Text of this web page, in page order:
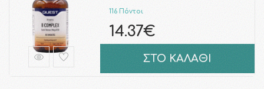
116 Πόντοι
14.37€
ΣΤΟ ΚΑΛΑΘΙ